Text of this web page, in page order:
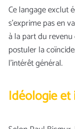
Ce langage exclut
s’exprime pas en
à la part du
postuler la
l’intérêt général.
Idéologie et